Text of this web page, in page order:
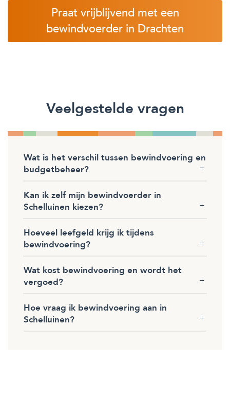
Praat vrijblijvend met een
bewindvoerder in Drachten
Veelgestelde vragen
Wat is het verschil tussen bewindvoering en
budgetbeheer?
Kan ik zelf mijn bewindvoerder in
Schelluinen kiezen?
Hoeveel leefgeld krijg ik tijdens
bewindvoering?
Wat kost bewindvoering en wordt het
vergoed?
Hoe vraag ik bewindvoering aan in
Schelluinen?